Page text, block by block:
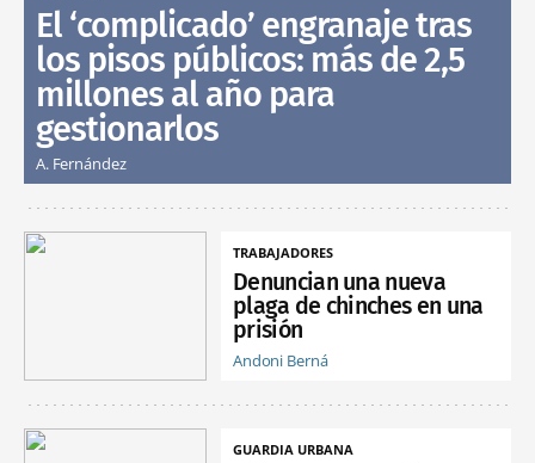
El ‘complicado’ engranaje tras
los pisos públicos: más de 2,5
millones al año para
gestionarlos
A. Fernández
TRABAJADORES
Denuncian una nueva
plaga de chinches en una
prisión
Andoni Berná
GUARDIA URBANA